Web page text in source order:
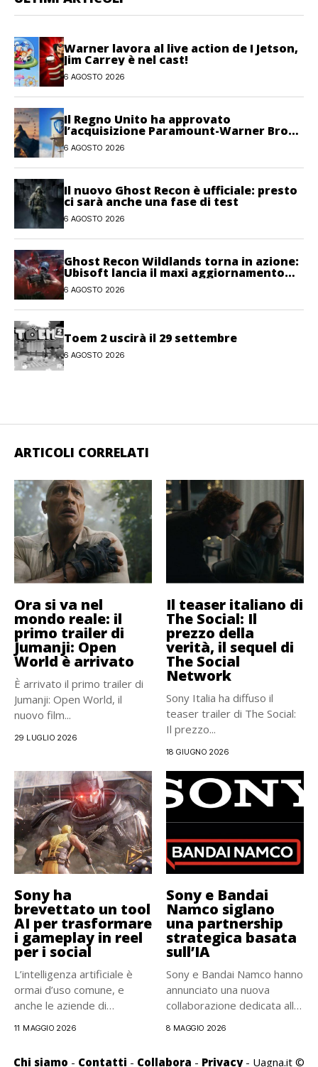
Warner lavora al live action de I Jetson,
Jim Carrey è nel cast!
6 AGOSTO 2026
Il Regno Unito ha approvato
l’acquisizione Paramount-Warner Bros
Discovery
6 AGOSTO 2026
Il nuovo Ghost Recon è ufficiale: presto
ci sarà anche una fase di test
6 AGOSTO 2026
Ghost Recon Wildlands torna in azione:
Ubisoft lancia il maxi aggiornamento
gratuito Last Rites
6 AGOSTO 2026
Toem 2 uscirà il 29 settembre
6 AGOSTO 2026
ARTICOLI CORRELATI
Ora si va nel
mondo reale: il
primo trailer di
Jumanji: Open
World è arrivato
È arrivato il primo trailer di
Jumanji: Open World, il
nuovo film...
29 LUGLIO 2026
Il teaser italiano di
The Social: Il
prezzo della
verità, il sequel di
The Social
Network
Sony Italia ha diffuso il
teaser trailer di The Social:
Il prezzo...
18 GIUGNO 2026
Sony ha
brevettato un tool
AI per trasformare
i gameplay in reel
per i social
L’intelligenza artificiale è
ormai d’uso comune, e
anche le aziende di
11 MAGGIO 2026
Sony e Bandai
Namco siglano
una partnership
strategica basata
sull’IA
Sony e Bandai Namco hanno
annunciato una nuova
collaborazione dedicata allo
8 MAGGIO 2026
Chi siamo - Contatti - Collabora - Privacy- Uagna.it ©